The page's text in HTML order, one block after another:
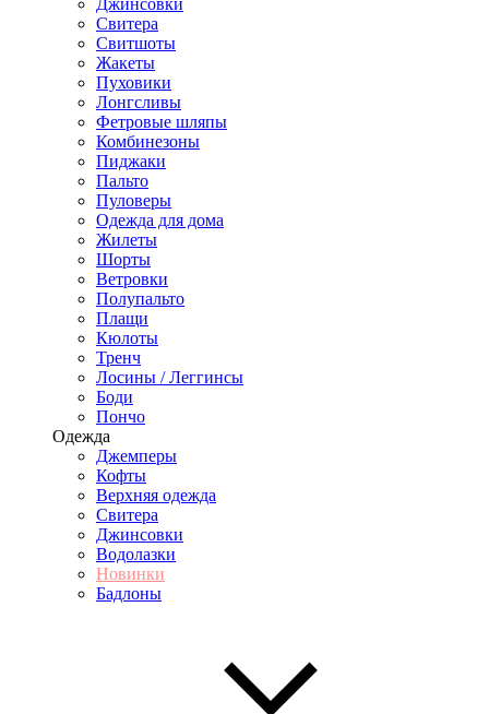
Свитера
Свитшоты
Жакеты
Пуховики
Лонгсливы
Фетровые шляпы
Комбинезоны
Пиджаки
Пальто
Пуловеры
Одежда для дома
Жилеты
Шорты
Ветровки
Полупальто
Плащи
Кюлоты
Тренч
Лосины / Леггинсы
Боди
Пончо
Одежда
Джемперы
Кофты
Верхняя одежда
Свитера
Джинсовки
Водолазки
Новинки
Бадлоны